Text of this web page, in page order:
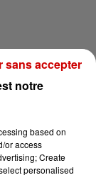
notre
based on
or access
Create
personalised
sans accepter